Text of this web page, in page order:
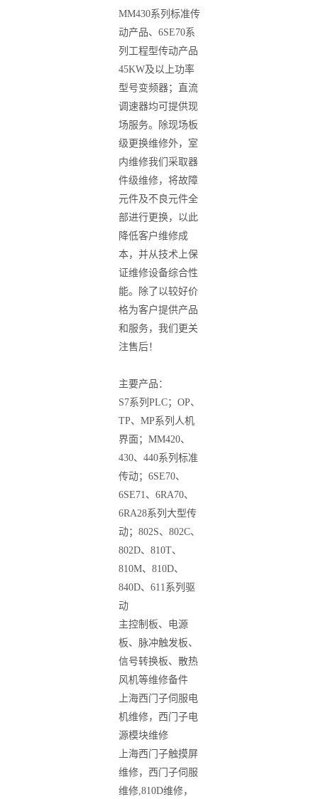
MM430系列标准传
动产品、 6SE70系
列工程型传动产品
45KW及以上功率
型号变频器；直流
调速器均可提供现
场服务。除现场板
级更换维修外，室
内维修我们采取器
件级维修，将故障
元件及不良元件全
部进行更换，以此
降低客户维修成
本，并从技术上保
证维修设备综合性
能。除了以较好价
格为客户提供产品
和服务，我们更关
注售后！
主要产品：
S7系列 PLC； OP、
TP、 MP系列人机
界面； MM420、
430、 440系列标准
传动； 6SE70、
6SE71、 6RA70、
6RA28系列大型传
动； 802S、 802C、
802D、 810T、
810M、 810D、
840D、 611系列驱
动
主控制板、电源
板、脉冲触发板、
信号转换板、散热
风机等维修备件
上海西门子伺服电
机维修，西门子电
源模块维修
上海西门子触摸屏
维修，西门子伺服
维修,810D维修，